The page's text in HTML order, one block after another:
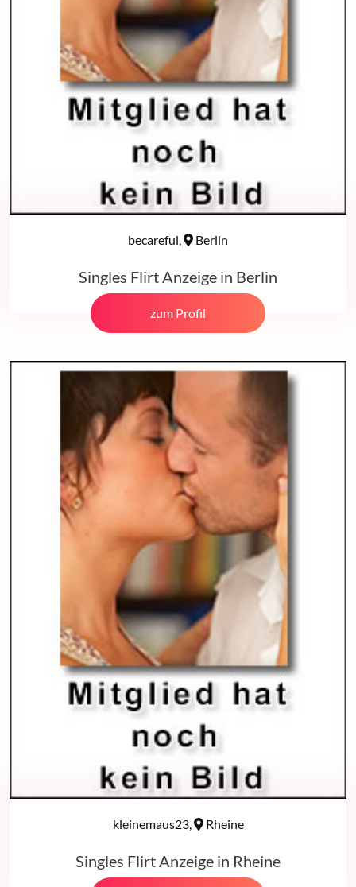
becareful, Berlin
Singles Flirt Anzeige in Berlin
zum Profil
kleinemaus23, Rheine
Singles Flirt Anzeige in Rheine